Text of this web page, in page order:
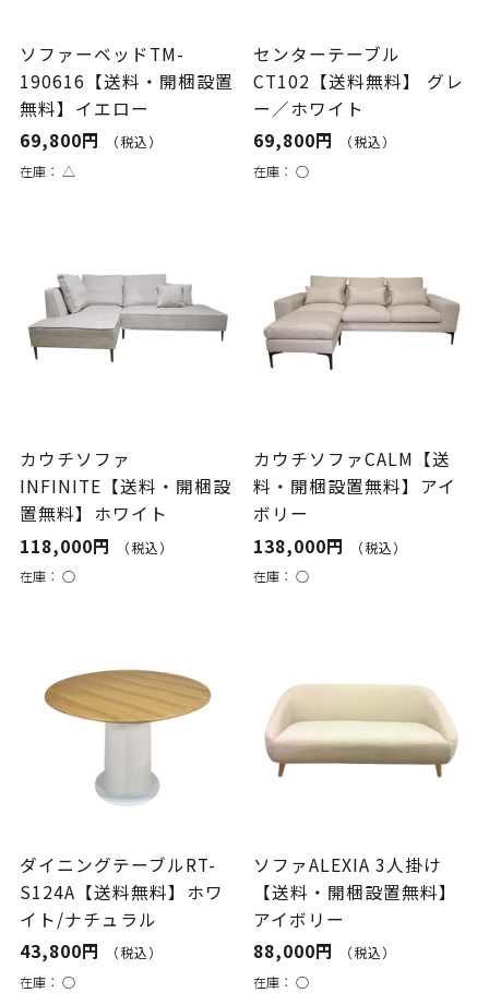
ソファーベッドTM-
190616【送料・開梱設置
無料】イエロー
69,800円
（税込）
在庫： △
センターテーブル
CT102【送料無料】 グレ
ー／ホワイト
69,800円
（税込）
在庫：○
カウチソファ
INFINITE【送料・開梱設
置無料】ホワイト
118,000円
（税込）
在庫： ○
カウチソファCALM【送
料・開梱設置無料】アイ
ボリー
138,000円
（税込）
在庫：○
ダイニングテーブルRT-
S124A【送料無料】ホワ
イト/ナチュラル
43,800円
（税込）
在庫： ○
ソファALEXIA 3人掛け
【送料・開梱設置無料】
アイボリー
88,000円
（税込）
在庫：○